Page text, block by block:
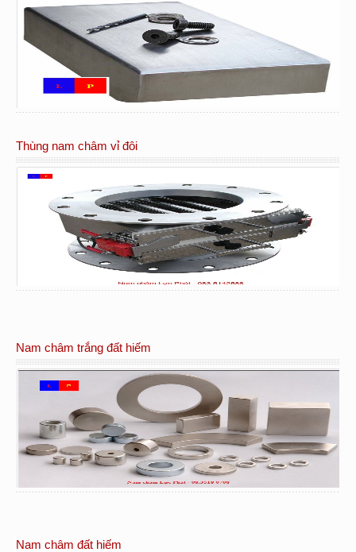
Thùng nam châm vỉ đôi
Nam châm trắng đất hiếm
Nam châm đất hiếm